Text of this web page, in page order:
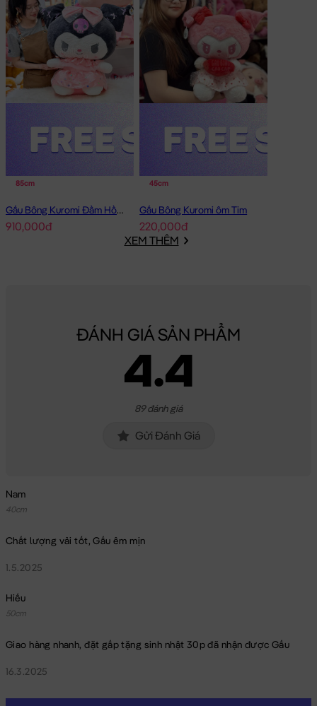
85cm
Gấu Bông Kuromi Đầm Hồng Voal Lấp Lánh
910,000đ
45cm
Gấu Bông Kuromi ôm Tim
220,000đ
XEM THÊM
ĐÁNH GIÁ SẢN PHẨM
4.4
89 đánh giá
Gửi Đánh Giá
Nam
40cm
Chất lượng vải tốt, Gấu êm mịn
1.5.2025
Hiếu
50cm
Giao hàng nhanh, đặt gấp tặng sinh nhật 30p đã nhận được Gấu
16.3.2025